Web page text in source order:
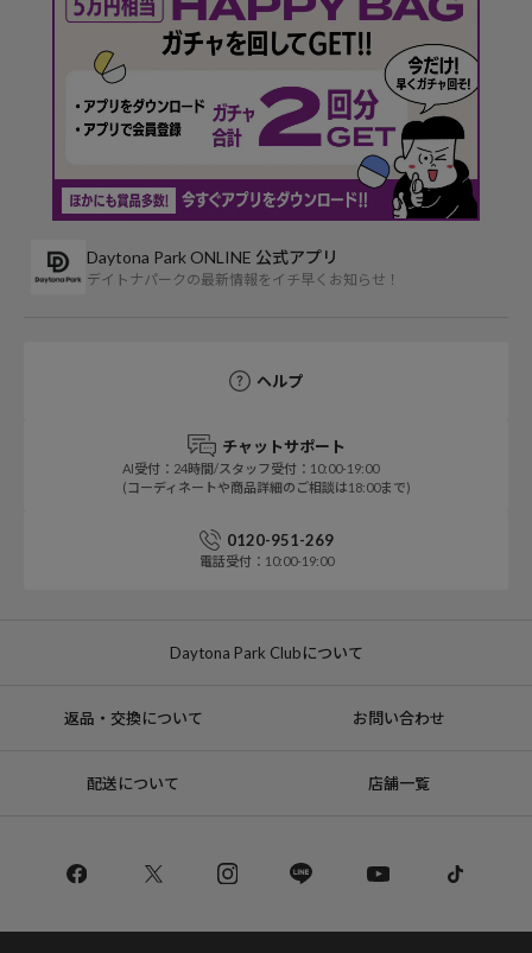
Daytona Park ONLINE 公式アプリ
デイトナパークの最新情報をイチ早くお知らせ！
ヘルプ
チャットサポート
AI受付：24時間/スタッフ受付：10:00-19:00
(コーディネートや商品詳細のご相談は18:00まで)
0120-951-269
電話受付：10:00-19:00
Daytona Park Clubについて
返品・交換について お問い合わせ
配送について 店舗一覧